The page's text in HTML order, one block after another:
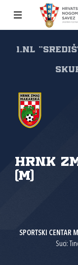
1.NL
HRNK
(M)
SPORTSKI
Suci: